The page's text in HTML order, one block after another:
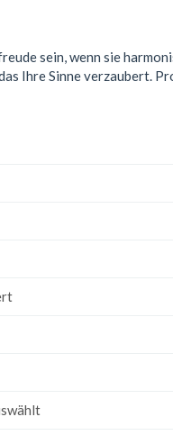
sein, wenn sie
Ihre Sinne verzaubert.